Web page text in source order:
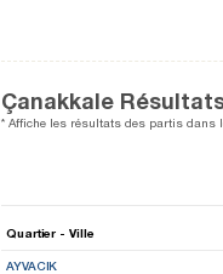
Çanakkale
* Affiche les résultats des partis dans
Quartier - Ville
AYVACIK